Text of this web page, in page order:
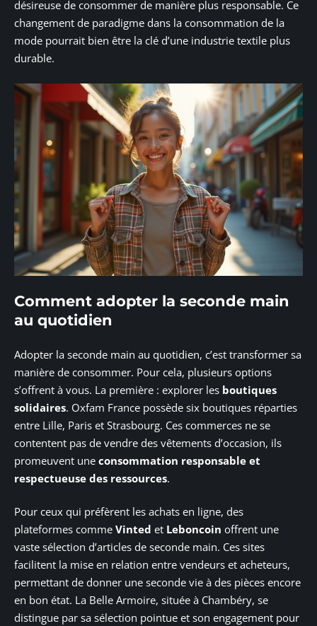
désireuse de consommer de manière plus responsable. Ce
changement de paradigme dans la consommation de la
mode pourrait bien être la clé d’une industrie textile plus
durable.
Comment adopter la seconde main
au quotidien
Adopter la seconde main au quotidien, c’est transformer sa
manière de consommer. Pour cela, plusieurs options
s’offrent à vous. La première : explorer les boutiques
solidaires. Oxfam France possède six boutiques réparties
entre Lille, Paris et Strasbourg. Ces commerces ne se
contentent pas de vendre des vêtements d’occasion, ils
promeuvent une consommation responsable et
respectueuse des ressources.
Pour ceux qui préfèrent les achats en ligne, des
plateformes comme Vinted et Leboncoin offrent une
vaste sélection d’articles de seconde main. Ces sites
facilitent la mise en relation entre vendeurs et acheteurs,
permettant de donner une seconde vie à des pièces encore
en bon état. La Belle Armoire, située à Chambéry, se
distingue par sa sélection pointue et son engagement pour